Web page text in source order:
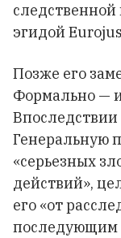
эгидой
Позже его
Формально —
Генеральную
«серьезных
действий»,
его «от
последующим